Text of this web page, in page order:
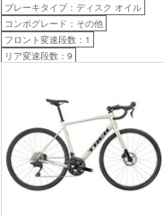
ブレーキタイプ：ディスク オイル
コンポグレード：その他
フロント変速段数：1
リア変速段数：9